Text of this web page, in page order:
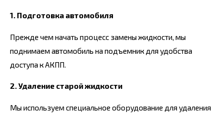
1. Подготовка автомобиля
Прежде чем начать процесс замены жидкости, мы
поднимаем автомобиль на подъемник для удобства
доступа к АКПП.
2. Удаление старой жидкости
Мы используем специальное оборудование для удаления